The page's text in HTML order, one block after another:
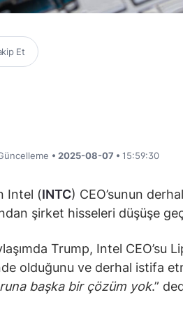
Et
• 2025-08-07 • 15:59:30
Intel (INTC) CEO’sunun
şirket hisseleri düşüşe
Trump, Intel CEO’su
olduğunu ve derhal istifa
başka bir çözüm yok.”